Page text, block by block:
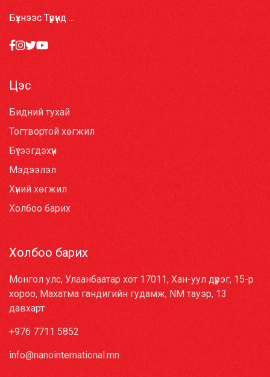
Бүхнээс Түрүүнд ...
Цэс
Бидний тухай
Тогтвортой хөгжил
Бүтээгдэхүүн
Мэдээлэл
Хүний хөгжил
Холбоо барих
Холбоо барих
Монгол улс, Улаанбаатар хот 17011, Хан-уул дүүрэг, 15-р
хороо, Махатма гандигийн гудамж, NM тауэр, 13
давхарт
+976 7711 5852
info@nanointernational.mn